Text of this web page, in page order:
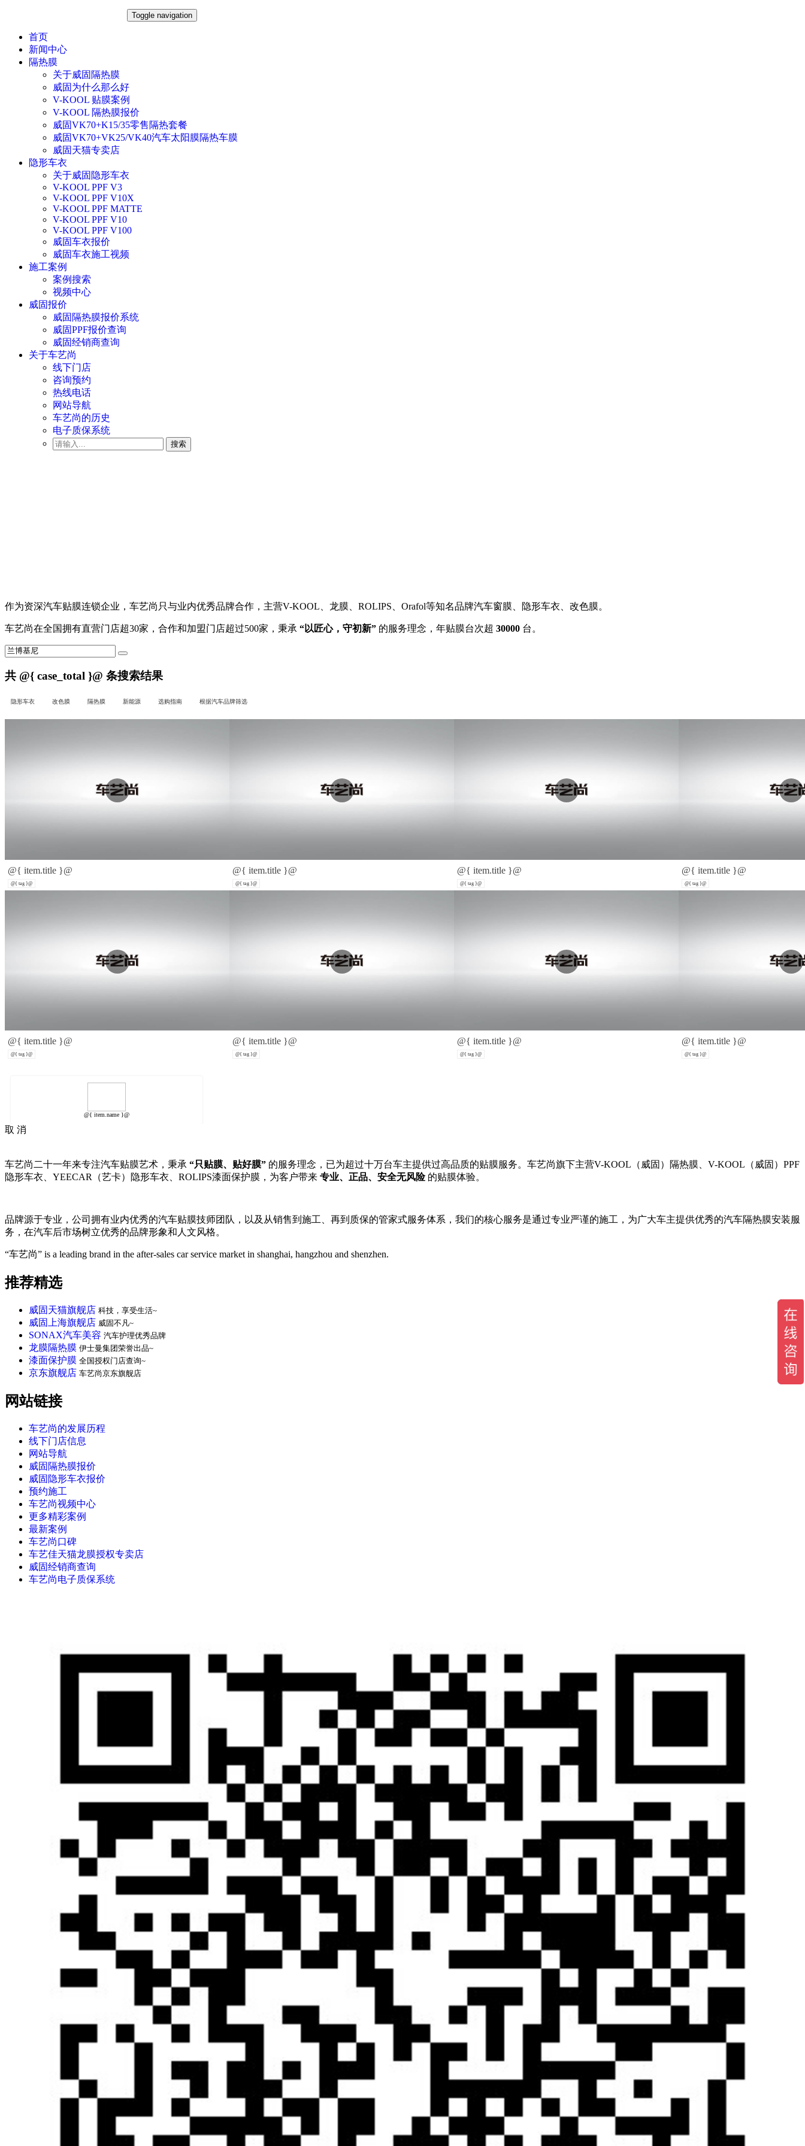
Toggle navigation
首页
新闻中心
隔热膜
关于威固隔热膜
威固为什么那么好
V-KOOL 贴膜案例
V-KOOL 隔热膜报价
威固VK70+K15/35零售隔热套餐
威固VK70+VK25/VK40汽车太阳膜隔热车膜
威固天猫专卖店
隐形车衣
关于威固隐形车衣
V-KOOL PPF V3
V-KOOL PPF V10X
V-KOOL PPF MATTE
V-KOOL PPF V10
V-KOOL PPF V100
威固车衣报价
威固车衣施工视频
施工案例
案例搜索
视频中心
威固报价
威固隔热膜报价系统
威固PPF报价查询
威固经销商查询
关于车艺尚
线下门店
咨询预约
热线电话
网站导航
车艺尚的历史
电子质保系统
搜索
作为资深汽车贴膜连锁企业， 车艺尚 只与业内优秀品牌合作，主营V-KOOL、龙膜、ROLIPS、Orafol等知名品牌汽车窗膜、隐形车衣、改色膜。
车艺尚在全国拥有直营门店超30家，合作和加盟门店超过500家，秉承 “以匠心，守初新” 的服务理念，年贴膜台次超 30000 台。
共 @{ case_total }@ 条搜索结果
隐形车衣 改色膜 隔热膜 新能源 选购指南 根据汽车品牌筛选
@{ item.title }@
@{ tag }@
@{ item.title }@
@{ tag }@
@{ item.title }@
@{ tag }@
@{ item.title }@
@{ tag }@
@{ item.title }@
@{ tag }@
@{ item.title }@
@{ tag }@
@{ item.title }@
@{ tag }@
@{ item.title }@
@{ tag }@
@{ item.name }@
取 消
车艺尚二十一年来专注汽车贴膜艺术，秉承 “只贴膜、贴好膜” 的服务理念，已为超过十万台车主提供过高品质的贴膜服务。车艺尚旗下主营V-KOOL（威固）隔热膜、V-KOOL（威固）PPF
隐形车衣、YEECAR（艺卡）隐形车衣、ROLIPS漆面保护膜，为客户带来 专业、正品、安全无风险的贴膜体验。
品牌源于专业，公司拥有业内优秀的汽车贴膜技师团队，以及从销售到施工、再到质保的管家式服务体系，我们的核心服务是通过专业严谨的施工，为广大车主提供优秀的汽车隔热膜安装服
务，在汽车后市场树立优秀的品牌形象和人文风格。
“车艺尚” is a leading brand in the after-sales car service market in shanghai, hangzhou and shenzhen.
推荐精选
威固天猫旗舰店 科技，享受生活~
威固上海旗舰店 威固不凡~
SONAX汽车美容 汽车护理优秀品牌
龙膜隔热膜 伊士曼集团荣誉出品~
漆面保护膜 全国授权门店查询~
京东旗舰店 车艺尚京东旗舰店
网站链接
车艺尚的发展历程
线下门店信息
网站导航
威固隔热膜报价
威固隐形车衣报价
预约施工
车艺尚视频中心
更多精彩案例
最新案例
车艺尚口碑
车艺佳天猫龙膜授权专卖店
威固经销商查询
车艺尚电子质保系统